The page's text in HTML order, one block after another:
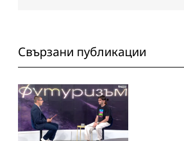
Свързани публикации